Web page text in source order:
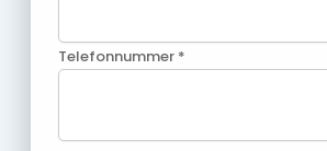
Telefonnummer *